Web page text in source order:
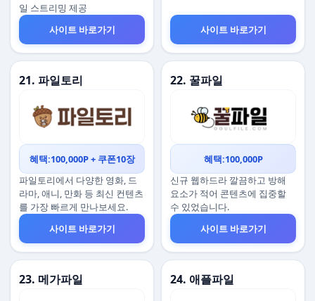
일 스트리밍 제공
사이트 바로가기
사이트 바로가기
21. 파일토리
혜택:100,000P + 쿠폰10장
파일토리에서 다양한 영화, 드
라마, 애니, 만화 등 최신 컨텐츠
를 가장 빠르게 만나보세요.
사이트 바로가기
22. 꿀파일
혜택:100,000P
신규 웹하드라 깔끔하고 방해
요소가 적어 콘텐츠에 집중할
수 있었습니다.
사이트 바로가기
23. 메가파일 24. 애플파일